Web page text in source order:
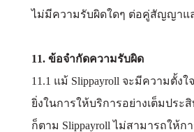
ไม่มีความรับผิดใดๆ ต่อคู่สัญญาแ
11. ข้อจำกัดความรับผิด
11.1 แม้ Slippayroll จะมีความตั้ง
ยิ่งในการให้บริการอย่างเต็มประ
ก็ตาม Slippayroll ไม่สามารถให้ก